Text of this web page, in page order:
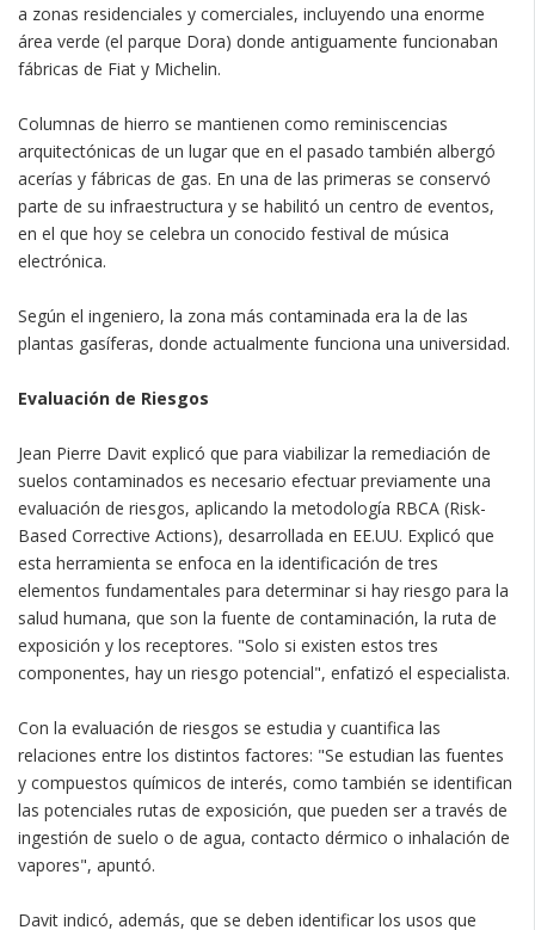
a zonas residenciales y comerciales, incluyendo una enorme
área verde (el parque Dora) donde antiguamente funcionaban
fábricas de Fiat y Michelin.
Columnas de hierro se mantienen como reminiscencias
arquitectónicas de un lugar que en el pasado también albergó
acerías y fábricas de gas. En una de las primeras se conservó
parte de su infraestructura y se habilitó un centro de eventos,
en el que hoy se celebra un conocido festival de música
electrónica.
Según el ingeniero, la zona más contaminada era la de las
plantas gasíferas, donde actualmente funciona una universidad.
Evaluación de Riesgos
Jean Pierre Davit explicó que para viabilizar la remediación de
suelos contaminados es necesario efectuar previamente una
evaluación de riesgos, aplicando la metodología RBCA (Risk-
Based Corrective Actions), desarrollada en EE.UU. Explicó que
esta herramienta se enfoca en la identificación de tres
elementos fundamentales para determinar si hay riesgo para la
salud humana, que son la fuente de contaminación, la ruta de
exposición y los receptores. "Solo si existen estos tres
componentes, hay un riesgo potencial", enfatizó el especialista.
Con la evaluación de riesgos se estudia y cuantifica las
relaciones entre los distintos factores: "Se estudian las fuentes
y compuestos químicos de interés, como también se identifican
las potenciales rutas de exposición, que pueden ser a través de
ingestión de suelo o de agua, contacto dérmico o inhalación de
vapores", apuntó.
Davit indicó, además, que se deben identificar los usos que